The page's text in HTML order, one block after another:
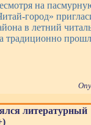
на
город»
в летний
традиционно
литературный